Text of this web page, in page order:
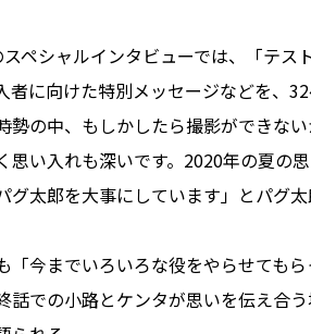
ペシャルインタビューでは、「テス
者に向けた特別メッセージなどを、
勢の中、もしかしたら撮影ができな
思い入れも深いです。2020年の夏の
グ太郎を大事にしています」とパグ太
「今までいろいろな役をやらせても
話での小路とケンタが思いを伝え合